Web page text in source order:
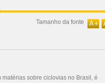
Tamanho da fonte
sobre ciclovias no Brasil, é